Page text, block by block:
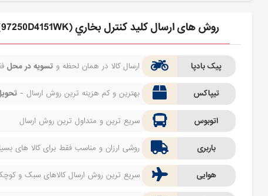
روش های ارسال كليد كنترل بخاري (97250D4151WK) کیا برای مشتری
پیک بادپا ارسال کالا در همان لحظه وتسویه در محل
تیپاکس بهترین و کم هزینه ترین روش ارسال -
اتوبوس سریع ترین و متداول ترین روش ارسال
باربری روشی ارزان و مناسب فقط برای کالا های
هوایی سریع ترین روش ارسال کالاهای سبک و